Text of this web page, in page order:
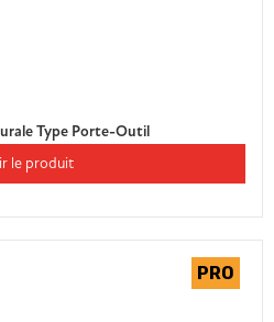
Type Porte-Outil
le produit